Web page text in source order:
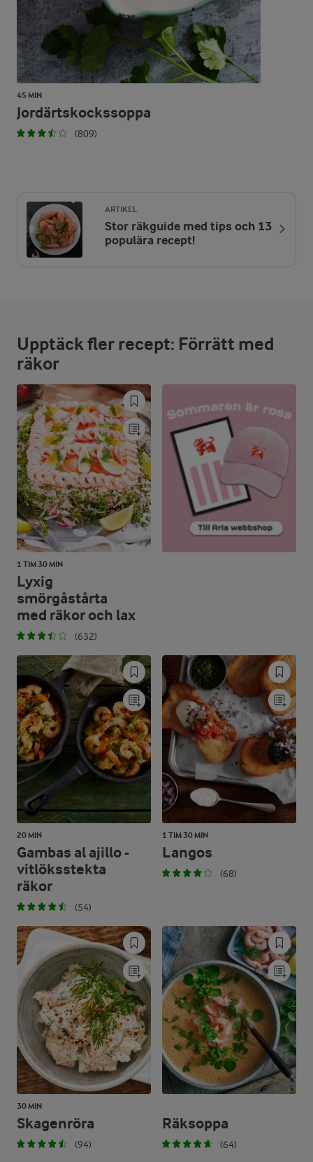
45 MIN
Jordärtskockssoppa
(809)
ARTIKEL
Stor räkguide med tips och 13
populära recept!
Upptäck fler recept: Förrätt med
räkor
1 TIM 30 MIN
Lyxig
smörgåstårta
med räkor och lax
(632)
20 MIN
Gambas al ajillo -
vitlöksstekta
räkor
(54)
1 TIM 30 MIN
Langos
(68)
30 MIN
Skagenröra
(94)
Räksoppa
(64)